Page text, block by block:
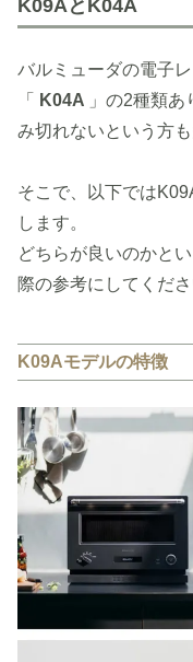
K09AとK04A
バルミューダの電子
「
K04A 」の2種類
み切れないという方も
そこで、以下では
します。
どちらが良いのかと
際の参考にしてくださ
K09Aモデルの特徴